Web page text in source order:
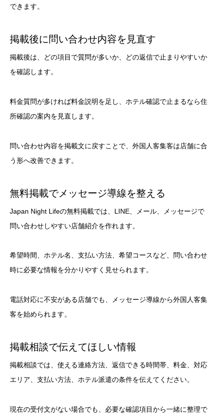
できます。
掲載後に問い合わせ内容を見直す
掲載後は、どの項目で質問が多いか、どの返信で止まりやすいか
を確認します。
料金質問が多ければ料金説明を足し、ホテル確認で止まるなら住
所確認の案内を見直します。
問い合わせ内容を掲載文に戻すことで、外国人客集客は店舗に合
う形へ改善できます。
無料掲載でメッセージ導線を整える
Japan Night Lifeの無料掲載では、LINE、メール、メッセージで
問い合わせしやすい店舗紹介を作れます。
希望時間、ホテル名、支払い方法、希望コースなど、問い合わせ
時に必要な情報を分かりやすく見せられます。
電話対応に不安がある店舗でも、メッセージ導線から外国人客集
客を始められます。
掲載相談で伝えてほしい情報
掲載相談では、使える連絡方法、返信できる時間帯、料金、対応
エリア、支払い方法、ホテル派遣の条件を伝えてください。
現在の受付文がない場合でも、必要な確認項目から一緒に整理で